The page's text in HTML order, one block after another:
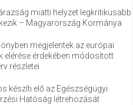
miatti helyzet legkritikusabb
– Magyarország Kormánya
megjelentek az európai
elérése érdekében módosított
részletei
készíti elő az Egészségügyi
Hatóság létrehozását